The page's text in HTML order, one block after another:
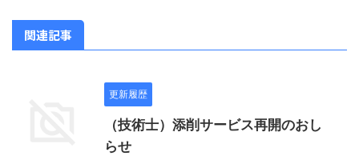
関連記事
更新履歴
（技術士）添削サービス再開のおし
らせ